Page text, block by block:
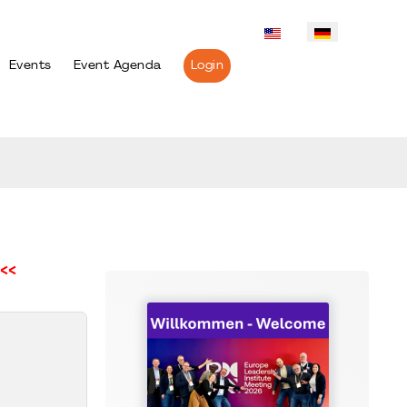
Events Event Agenda Login